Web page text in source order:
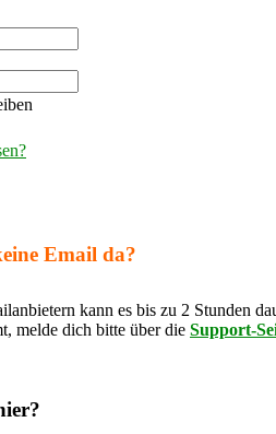
Email da?
kann es bis zu 2 Stunden
melde dich bitte über die Support-